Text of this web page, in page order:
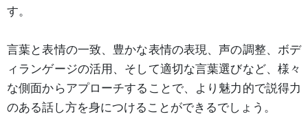
す。
言葉と表情の一致、豊かな表情の表現、声の調整、ボデ
ィランゲージの活用、そして適切な言葉選びなど、様々
な側面からアプローチすることで、より魅力的で説得力
のある話し方を身につけることができるでしょう。